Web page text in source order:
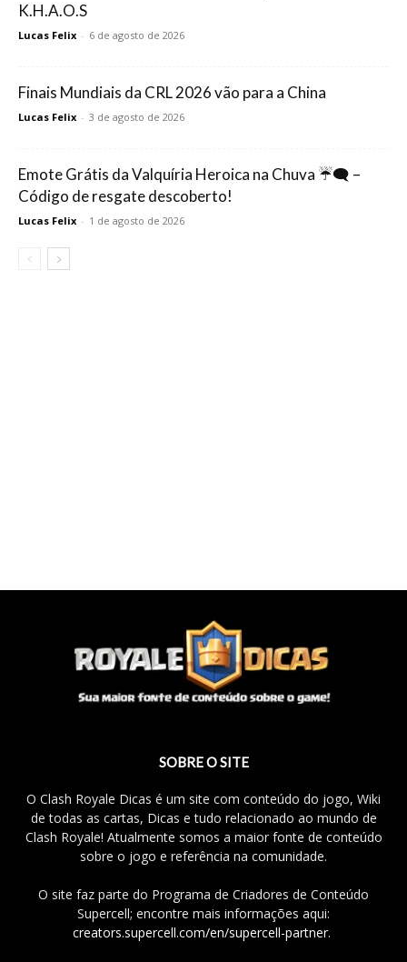
K.H.A.O.S
Lucas Felix - 6 de agosto de 2026
Finais Mundiais da CRL 2026 vão para a China
Lucas Felix - 3 de agosto de 2026
Emote Grátis da Valquíria Heroica na Chuva ☔🗨️ –
Código de resgate descoberto!
Lucas Felix - 1 de agosto de 2026
SOBRE O SITE
O Clash Royale Dicas é um site com conteúdo do jogo, Wiki
de todas as cartas, Dicas e tudo relacionado ao mundo de
Clash Royale! Atualmente somos a maior fonte de conteúdo
sobre o jogo e referência na comunidade.
O site faz parte do Programa de Criadores de Conteúdo
Supercell; encontre mais informações aqui:
creators.supercell.com/en/supercell-partner.